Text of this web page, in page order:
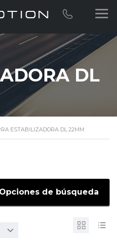
DL
ESTABILIZADORA DL 22MM
Opciones de búsqueda